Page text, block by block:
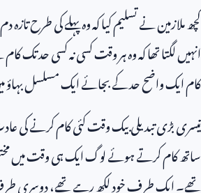
کچھ ملازمین نے تسلیم کیا کہ وہ پہلے کی طرح
انہیں لگتا تھا کہ وہ ہر وقت کسی نہ کسی حد
کام ایک واضح حد کے بجائے ایک مسلسل بہاؤ
تیسری بڑی تبدیلی بیک وقت کئی کام کرنے
ساتھ کام کرتے ہوئے لوگ ایک ہی وقت میں
تھے۔ ایک طرف خود لکھ رہے تھے، دوسری